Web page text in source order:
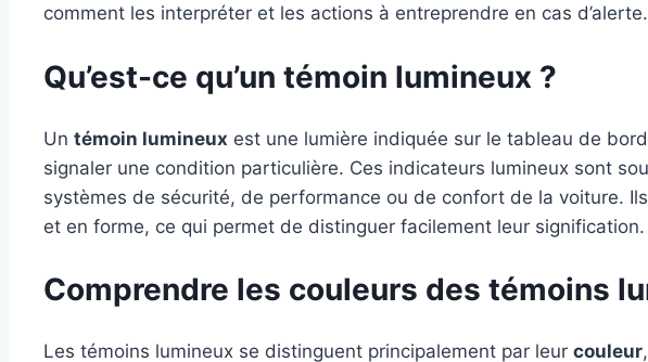
comment les interpréter et les actions à entreprendre en cas d’alerte.
Qu’est-ce qu’un témoin lumineux ?
Un témoin lumineux est une lumière indiquée sur le tableau de
signaler une condition particulière. Ces indicateurs lumineux sont
systèmes de sécurité, de performance ou de confort de la voiture.
et en forme, ce qui permet de distinguer facilement leur signification.
Comprendre les couleurs des témoins
Les témoins lumineux se distinguent principalement par leur couleur